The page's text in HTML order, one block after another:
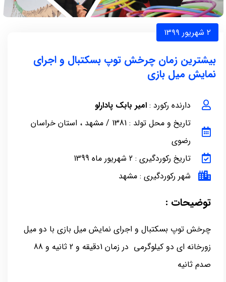
۲ شهریور ۱۳۹۹
بیشترین زمان چرخش توپ بسکتبال و اجرای
نمایش میل بازی
دارنده رکورد : امیر بابک پادارلو
تاریخ و محل تولد : 1381 / مشهد ، استان خراسان
رضوی
تاریخ رکوردگیری : 2 شهریور ماه 1399
شهر رکوردگیری : مشهد
توضیحات :
چرخش توپ بسکتبال و اجرای نمایش میل بازی با دو میل
زورخانه ای دو کیلوگرمی در زمان 1دقیقه و 2 ثانیه و 88
صدم ثانیه